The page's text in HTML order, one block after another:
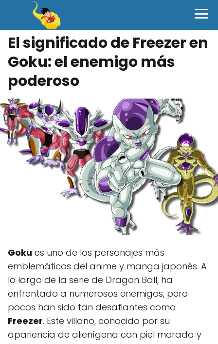
El significado de Freezer en
Goku: el enemigo más
poderoso
Goku es uno de los personajes más
emblemáticos del anime y manga japonés. A
lo largo de la serie de Dragon Ball, ha
enfrentado a numerosos enemigos, pero
pocos han sido tan desafiantes como
Freezer. Este villano, conocido por su
apariencia de alienígena con piel morada y